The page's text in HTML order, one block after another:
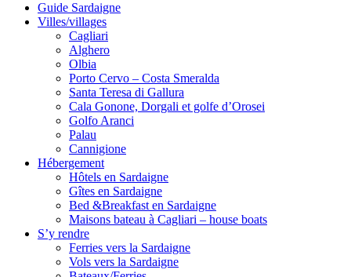
Guide Sardaigne
Villes/villages
Cagliari
Alghero
Olbia
Porto Cervo – Costa Smeralda
Santa Teresa di Gallura
Cala Gonone, Dorgali et golfe d’Orosei
Golfo Aranci
Palau
Cannigione
Hébergement
Hôtels en Sardaigne
Gîtes en Sardaigne
Bed &Breakfast en Sardaigne
Maisons bateau à Cagliari – house boats
S’y rendre
Ferries vers la Sardaigne
Vols vers la Sardaigne